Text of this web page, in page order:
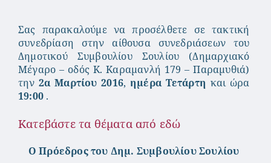
Σας παρακαλούμε να προσέλθετε σε τακτική
συνεδρίαση στην αίθουσα συνεδριάσεων του
Δημοτικού Συμβουλίου Σουλίου (Δημαρχιακό
Μέγαρο – οδός Κ. Καραμανλή 179 – Παραμυθιά)
την2α Μαρτίου 2016, ημέρα Τετάρτη και ώρα
19:00 .
Κατεβάστε τα θέματα από εδώ
Ο Πρόεδρος του Δημ. Συμβουλίου Σουλίου